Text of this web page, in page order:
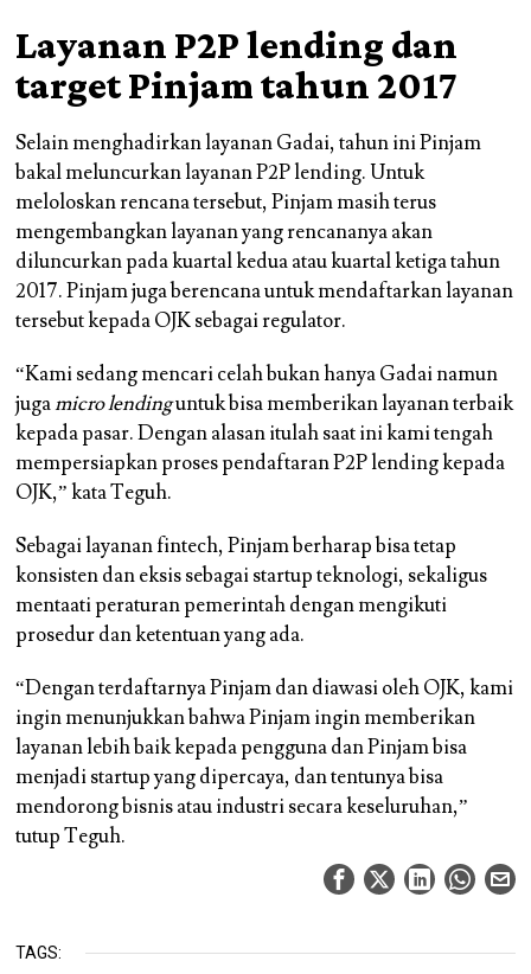
Layanan P2P lending dan
target Pinjam tahun 2017
Selain menghadirkan layanan Gadai, tahun ini Pinjam
bakal meluncurkan layanan P2P lending. Untuk
meloloskan rencana tersebut, Pinjam masih terus
mengembangkan layanan yang rencananya akan
diluncurkan pada kuartal kedua atau kuartal ketiga tahun
2017. Pinjam juga berencana untuk mendaftarkan layanan
tersebut kepada OJK sebagai regulator.
“Kami sedang mencari celah bukan hanya Gadai namun
jugamicro lendinguntuk bisa memberikan layanan terbaik
kepada pasar. Dengan alasan itulah saat ini kami tengah
mempersiapkan proses pendaftaran P2P lending kepada
OJK,” kata Teguh.
Sebagai layanan fintech, Pinjam berharap bisa tetap
konsisten dan eksis sebagai startup teknologi, sekaligus
mentaati peraturan pemerintah dengan mengikuti
prosedur dan ketentuan yang ada.
“Dengan terdaftarnya Pinjam dan diawasi oleh OJK, kami
ingin menunjukkan bahwa Pinjam ingin memberikan
layanan lebih baik kepada pengguna dan Pinjam bisa
menjadi startup yang dipercaya, dan tentunya bisa
mendorong bisnis atau industri secara keseluruhan,”
tutup Teguh.
TAGS: